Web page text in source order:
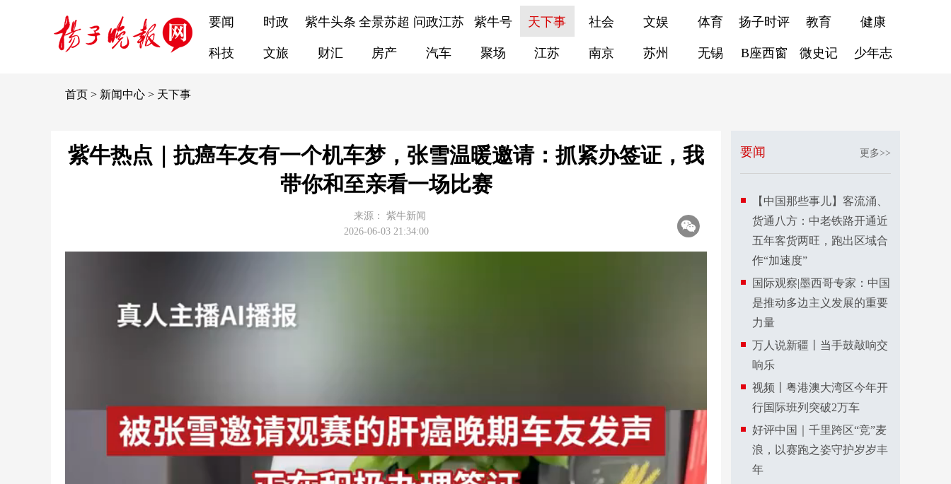
要闻 时政 紫牛头条 全景苏超 问政江苏 紫牛号 天下事 社会 文娱 体育 扬子时评 教育 健康
科技 文旅 财汇 房产 汽车 聚场 江苏 南京 苏州 无锡 B座西窗 微史记 少年志
首页 > 新闻中心 > 天下事
紫牛热点｜抗癌车友有一个机车梦，张雪温暖邀请：抓紧办签证，我
带你和至亲看一场比赛
来源：
紫牛新闻
2026-06-03 21:34:00
要闻 更多>>
【中国那些事儿】客流涌、
货通八方：中老铁路开通近
五年客货两旺，跑出区域合
作“加速度”
国际观察|墨西哥专家：中国
是推动多边主义发展的重要
力量​
万人说新疆丨当手鼓敲响交
响乐
视频丨粤港澳大湾区今年开
行国际班列突破2万车
好评中国｜千里跨区“竞”麦
浪，以赛跑之姿守护岁岁丰
年